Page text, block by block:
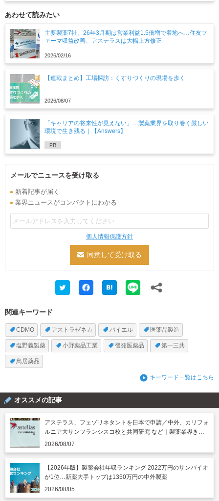
あわせて読みたい
主要製薬7社、26年3月期は営業利益1.5倍増で着地へ…住友フ
ァーマ収益改善、アステラスは大幅上方修正
2026/02/16
【連載まとめ】工場探訪：くすりづくりの現場を歩く
2026/08/07
「キャリアの将来性が見えない」…製薬業界を取り巻く厳しい
環境で生き残る｜【Answers】
PR
メールでニュースを受け取る
新着記事が届く
業界ニュースがコンパクトにわかる
個人情報保護方針
関連キーワード
CDMO アストラゼネカ バイエル 医薬品製造
塩野義製薬 小野薬品工業 後発医薬品 第一三共
鳥居薬品
キーワード一覧はこちら
オススメの記事
アステラス、フェゾリネタントを日本で申請／中外、カリフォ
ルニア大サンフランシスコ校と共同研究 など｜製薬業界きょ
うのニュースまとめ読み（2026年8月7日）
2026/08/07
【2026年版】製薬会社年収ランキング 2022万円のサンバイオ
が1位…新薬大手トップは1350万円の中外製薬
2026/08/05